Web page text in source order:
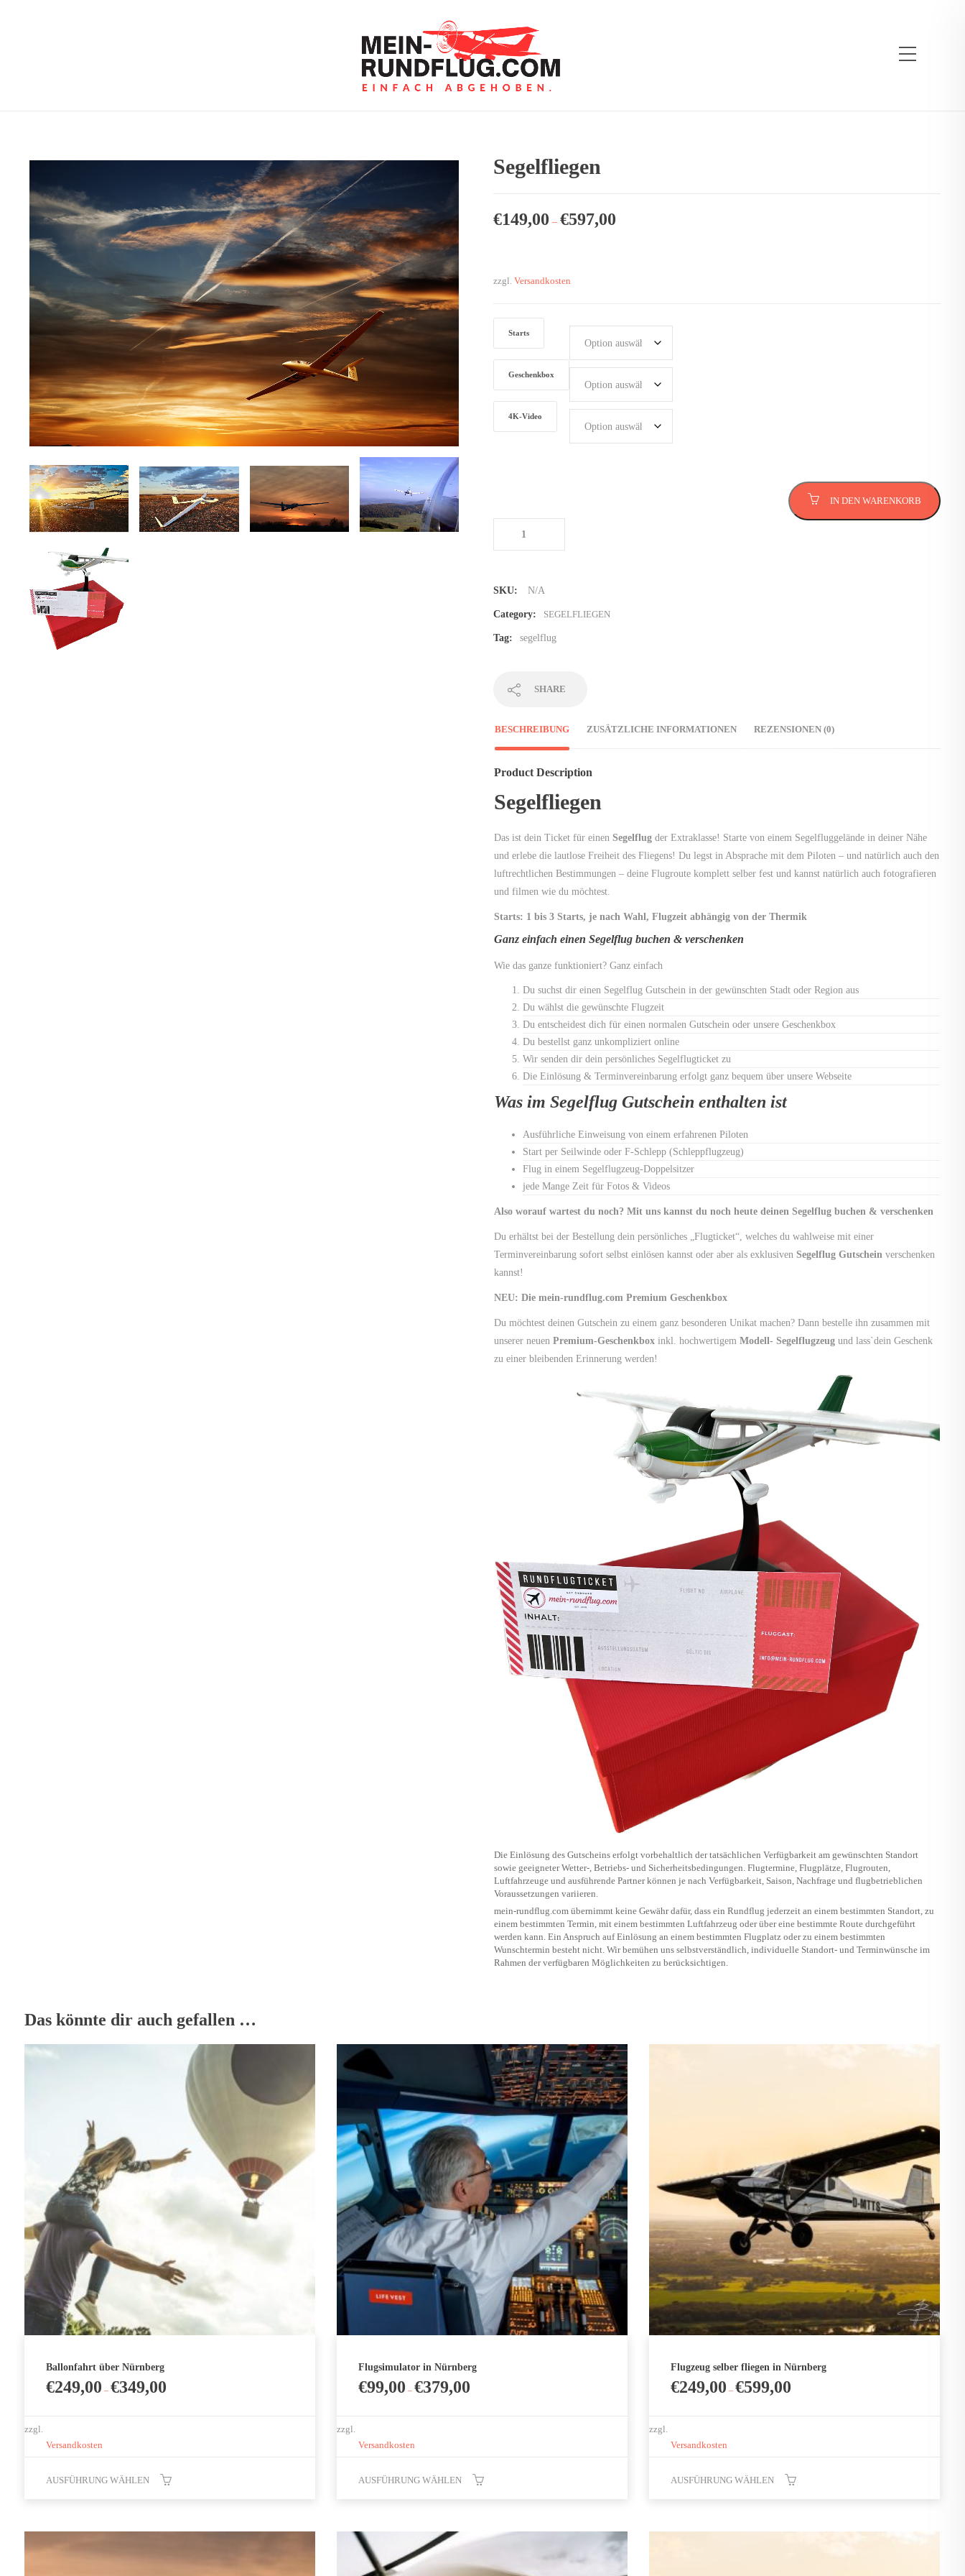
Segelfliegen
€149,00 – €597,00
zzgl. Versandkosten
Starts
Geschenkbox
4K-Video
IN DEN WARENKORB
SKU: N/A
Category: SEGELFLIEGEN
Tag: segelflug
SHARE
BESCHREIBUNG ZUSÄTZLICHE INFORMATIONEN REZENSIONEN (0)
Product Description
Segelfliegen
Das ist dein Ticket für einen Segelflugder Extraklasse! Starte von einem Segelfluggelände in deiner Nähe
und erlebe die lautlose Freiheit des Fliegens! Du legst in Absprache mit dem Piloten – und natürlich auch den
luftrechtlichen Bestimmungen – deine Flugroute komplett selber fest und kannst natürlich auch fotografieren
und filmen wie du möchtest.
Starts: 1 bis 3 Starts, je nach Wahl, Flugzeit abhängig von der Thermik
Ganz einfach einen Segelflug buchen & verschenken
Wie das ganze funktioniert? Ganz einfach
Du suchst dir einen Segelflug Gutschein in der gewünschten Stadt oder Region aus
Du wählst die gewünschte Flugzeit
Du entscheidest dich für einen normalen Gutschein oder unsere Geschenkbox
Du bestellst ganz unkompliziert online
Wir senden dir dein persönliches Segelflugticket zu
Die Einlösung & Terminvereinbarung erfolgt ganz bequem über unsere Webseite
Was im Segelflug Gutschein enthalten ist
Ausführliche Einweisung von einem erfahrenen Piloten
Start per Seilwinde oder F-Schlepp (Schleppflugzeug)
Flug in einem Segelflugzeug-Doppelsitzer
jede Mange Zeit für Fotos & Videos
Also worauf wartest du noch? Mit uns kannst du noch heute deinen Segelflug buchen & verschenken
Du erhältst bei der Bestellung dein persönliches „Flugticket“, welches du wahlweise mit einer
Terminvereinbarung sofort selbst einlösen kannst oder aber als exklusiven Segelflug Gutschein verschenken
kannst!
NEU: Die mein-rundflug.com Premium Geschenkbox
Du möchtest deinen Gutschein zu einem ganz besonderen Unikat machen? Dann bestelle ihn zusammen mit
unserer neuen Premium-Geschenkboxinkl. hochwertigem Modell- Segelflugzeugund lass`dein Geschenk
zu einer bleibenden Erinnerung werden!
Die Einlösung des Gutscheins erfolgt vorbehaltlich der tatsächlichen Verfügbarkeit am gewünschten Standort
sowie geeigneter Wetter-, Betriebs- und Sicherheitsbedingungen. Flugtermine, Flugplätze, Flugrouten,
Luftfahrzeuge und ausführende Partner können je nach Verfügbarkeit, Saison, Nachfrage und flugbetrieblichen
Voraussetzungen variieren.
mein-rundflug.com übernimmt keine Gewähr dafür, dass ein Rundflug jederzeit an einem bestimmten Standort, zu
einem bestimmten Termin, mit einem bestimmten Luftfahrzeug oder über eine bestimmte Route durchgeführt
werden kann. Ein Anspruch auf Einlösung an einem bestimmten Flugplatz oder zu einem bestimmten
Wunschtermin besteht nicht. Wir bemühen uns selbstverständlich, individuelle Standort- und Terminwünsche im
Rahmen der verfügbaren Möglichkeiten zu berücksichtigen.
Das könnte dir auch gefallen …
Ballonfahrt über Nürnberg
€249,00 – €349,00
zzgl.
Versandkosten
AUSFÜHRUNG WÄHLEN
Flugsimulator in Nürnberg
€99,00 – €379,00
zzgl.
Versandkosten
AUSFÜHRUNG WÄHLEN
weist
mehrere
Varianten
Flugzeug selber fliegen in Nürnberg
€249,00 – €599,00
zzgl.
Versandkosten
AUSFÜHRUNG WÄHLEN